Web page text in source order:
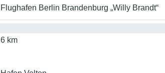
Flughafen Berlin Brandenburg „Willy Brandt“
6 km